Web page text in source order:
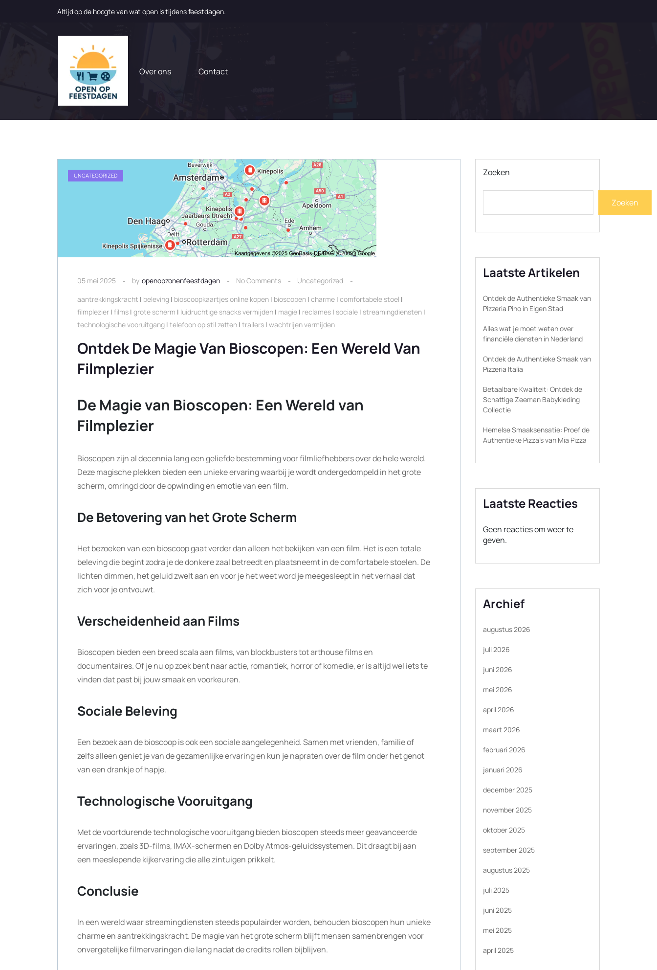
Altijd op de hoogte van wat open is tijdens feestdagen.
Over ons Contact
UNCATEGORIZED
05 mei 2025 by openopzonenfeestdagen No Comments
Uncategorized
aantrekkingskracht | beleving | bioscoopkaartjes online kopen | bioscopen | charme | comfortabele stoel |
filmplezier | films | grote scherm | luidruchtige snacks vermijden | magie | reclames | sociale | streamingdiensten |
technologische vooruitgang | telefoon op stil zetten | trailers | wachtrijen vermijden
Ontdek De Magie Van Bioscopen: Een Wereld Van
Filmplezier
De Magie van Bioscopen: Een Wereld van
Filmplezier
Bioscopen zijn al decennia lang een geliefde bestemming voor filmliefhebbers over de hele wereld.
Deze magische plekken bieden een unieke ervaring waarbij je wordt ondergedompeld in het grote
scherm, omringd door de opwinding en emotie van een film.
De Betovering van het Grote Scherm
Het bezoeken van een bioscoop gaat verder dan alleen het bekijken van een film. Het is een totale
beleving die begint zodra je de donkere zaal betreedt en plaatsneemt in de comfortabele stoelen. De
lichten dimmen, het geluid zwelt aan en voor je het weet word je meegesleept in het verhaal dat
zich voor je ontvouwt.
Verscheidenheid aan Films
Bioscopen bieden een breed scala aan films, van blockbusters tot arthouse films en
documentaires. Of je nu op zoek bent naar actie, romantiek, horror of komedie, er is altijd wel iets te
vinden dat past bij jouw smaak en voorkeuren.
Sociale Beleving
Een bezoek aan de bioscoop is ook een sociale aangelegenheid. Samen met vrienden, familie of
zelfs alleen geniet je van de gezamenlijke ervaring en kun je napraten over de film onder het genot
van een drankje of hapje.
Technologische Vooruitgang
Met de voortdurende technologische vooruitgang bieden bioscopen steeds meer geavanceerde
ervaringen, zoals 3D-films, IMAX-schermen en Dolby Atmos-geluidssystemen. Dit draagt bij aan
een meeslepende kijkervaring die alle zintuigen prikkelt.
Conclusie
In een wereld waar streamingdiensten steeds populairder worden, behouden bioscopen hun unieke
charme en aantrekkingskracht. De magie van het grote scherm blijft mensen samenbrengen voor
onvergetelijke filmervaringen die lang nadat de credits rollen bijblijven.
Zoeken
Zoeken
Laatste Artikelen
Ontdek de Authentieke Smaak van
Pizzeria Pino in Eigen Stad
Alles wat je moet weten over
financiële diensten in Nederland
Ontdek de Authentieke Smaak van
Pizzeria Italia
Betaalbare Kwaliteit: Ontdek de
Schattige Zeeman Babykleding
Collectie
Hemelse Smaaksensatie: Proef de
Authentieke Pizza’s van Mia Pizza
Laatste Reacties
Geen reacties om weer te
geven.
Archief
augustus 2026
juli 2026
juni 2026
mei 2026
april 2026
maart 2026
februari 2026
januari 2026
december 2025
november 2025
oktober 2025
september 2025
augustus 2025
juli 2025
juni 2025
mei 2025
april 2025